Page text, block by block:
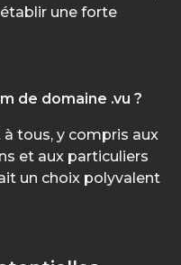
une forte
de domaine .vu ?
tous, y compris aux
et aux particuliers
un choix polyvalent